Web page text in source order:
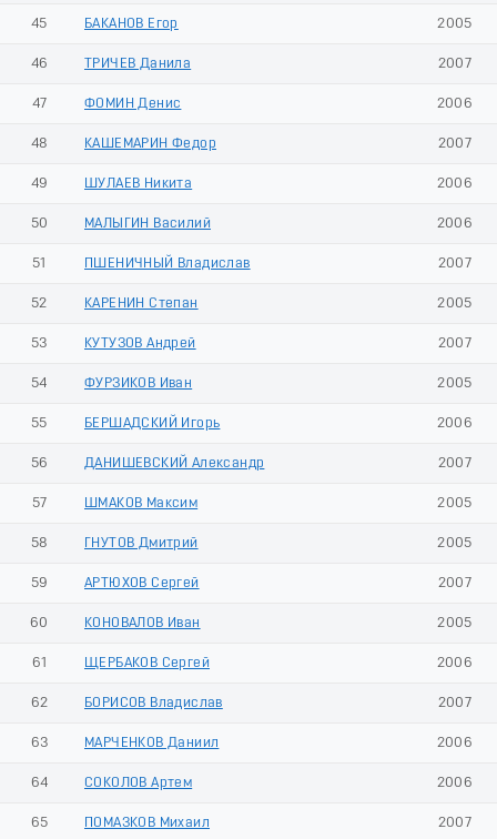
45 БАКАНОВ Егор 2005
46 ТРИЧЕВ Данила 2007
47 ФОМИН Денис 2006
48 КАШЕМАРИН Федор 2007
49 ШУЛАЕВ Никита 2006
50 МАЛЫГИН Василий 2006
51 ПШЕНИЧНЫЙ Владислав 2007
52 КАРЕНИН Степан 2005
53 КУТУЗОВ Андрей 2007
54 ФУРЗИКОВ Иван 2005
55 БЕРШАДСКИЙ Игорь 2006
56 ДАНИШЕВСКИЙ Александр 2007
57 ШМАКОВ Максим 2005
58 ГНУТОВ Дмитрий 2005
59 АРТЮХОВ Сергей 2007
60 КОНОВАЛОВ Иван 2005
61 ЩЕРБАКОВ Сергей 2006
62 БОРИСОВ Владислав 2007
63 МАРЧЕНКОВ Даниил 2006
64 СОКОЛОВ Артем 2006
65 ПОМАЗКОВ Михаил 2007